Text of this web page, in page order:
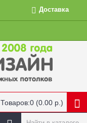
Доставка
Товаров:0 (0.00 р.)